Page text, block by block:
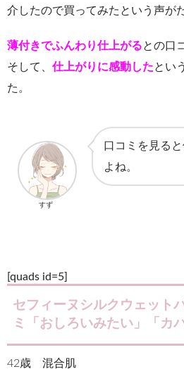
介したので買ってみたという声が
薄付きでふんわり仕上がるとの口
そして、 仕上がりに感動したとい
た。
口コミを見る
よね。
すず
[quads id=5]
セフィーヌシルクウェット
ミ「おしろいみたい」「カ
42歳 混合肌